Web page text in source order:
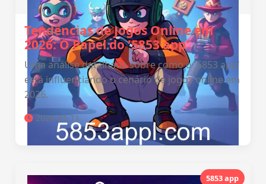
Tendências de Jogos Online em
2026: O Papel do '5853 app'
Uma análise detalhada sobre como o '5853 app'
está influenciando o cenário de jogos online em
2026.
2026-01-11
5853 app